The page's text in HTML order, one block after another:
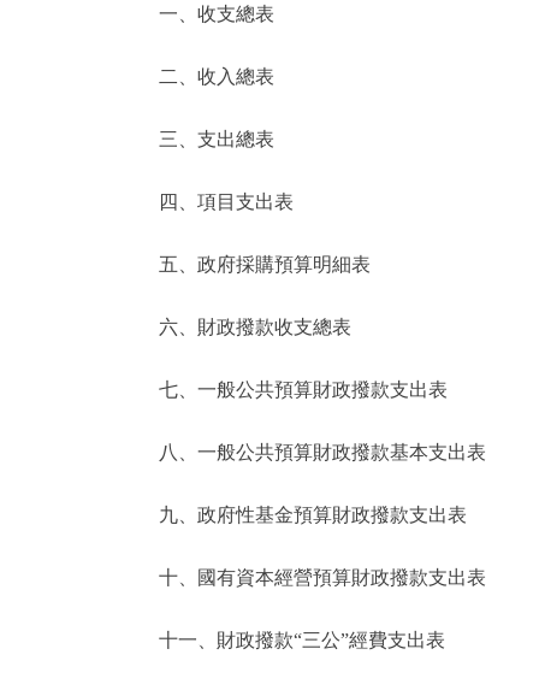
12345網上接訴即辦
參與調查
走進北京
北京概況
綠色北京
ENGLISH
一、收支總表
二、收入總表
三、支出總表
四、項目支出表
五、政府採購預算明細表
六、財政撥款收支總表
七、一般公共預算財政撥款支出表
八、一般公共預算財政撥款基本支出表
九、政府性基金預算財政撥款支出表
十、國有資本經營預算財政撥款支出表
十一、財政撥款“三公”經費支出表